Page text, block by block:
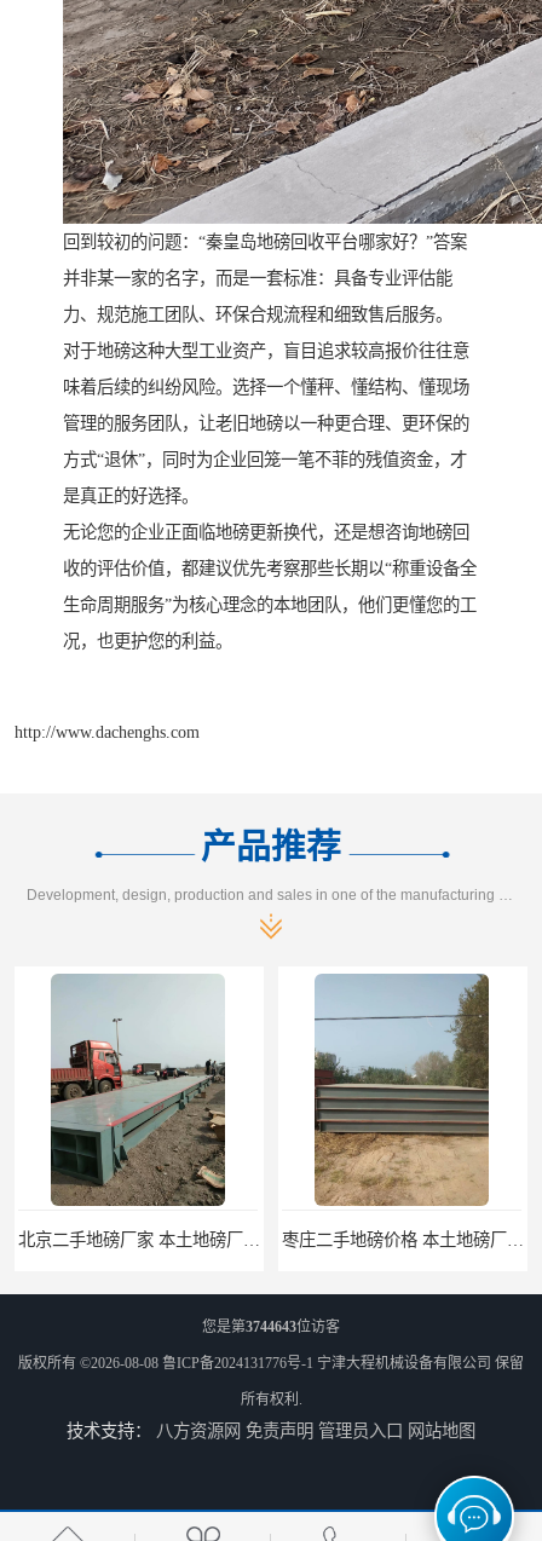
回到较初的问题：“秦皇岛地磅回收平台哪家好？”答案
并非某一家的名字，而是一套标准：具备专业评估能
力、规范施工团队、环保合规流程和细致售后服务。
对于地磅这种大型工业资产，盲目追求较高报价往往意
味着后续的纠纷风险。选择一个懂秤、懂结构、懂现场
管理的服务团队，让老旧地磅以一种更合理、更环保的
方式“退休”，同时为企业回笼一笔不菲的残值资金，才
是真正的好选择。
无论您的企业正面临地磅更新换代，还是想咨询地磅回
收的评估价值，都建议优先考察那些长期以“称重设备全
生命周期服务”为核心理念的本地团队，他们更懂您的工
况，也更护您的利益。
http://www.dachenghs.com
产品推荐
滨州二手地磅价格 价格优惠
您是第3744643位访客
版权所有 ©2026-08-08 鲁ICP备2024131776号-1 宁津大程机械设备有限公司 保留
所有权利.
技术支持： 八方资源网 免责声明 管理员入口 网站地图